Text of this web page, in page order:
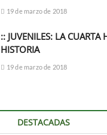
19 de marzo de 2018
:: JUVENILES: LA CUARTA
HISTORIA
19 de marzo de 2018
DESTACADAS